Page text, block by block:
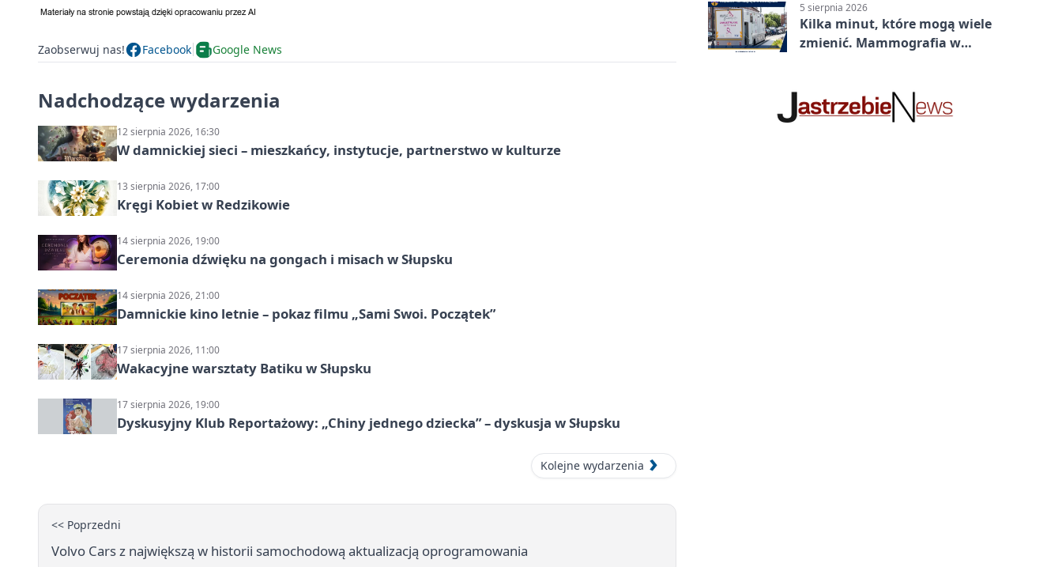
Zaobserwuj nas! Facebook Google News
Nadchodzące wydarzenia
12 sierpnia 2026, 16:30
W damnickiej sieci – mieszkańcy, instytucje, partnerstwo w kulturze
13 sierpnia 2026, 17:00
Kręgi Kobiet w Redzikowie
14 sierpnia 2026, 19:00
Ceremonia dźwięku na gongach i misach w Słupsku
14 sierpnia 2026, 21:00
Damnickie kino letnie – pokaz filmu „Sami Swoi. Początek”
17 sierpnia 2026, 11:00
Wakacyjne warsztaty Batiku w Słupsku
17 sierpnia 2026, 19:00
Dyskusyjny Klub Reportażowy: „Chiny jednego dziecka” – dyskusja w Słupsku
Kolejne wydarzenia
<< Poprzedni
Volvo Cars z największą w historii samochodową aktualizacją oprogramowania
5 sierpnia 2026
Kilka minut, które mogą wiele
zmienić. Mammografia w